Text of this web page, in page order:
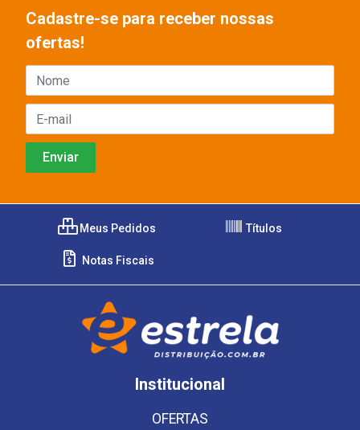
Cadastre-se para receber nossas
ofertas!
Meus Pedidos Títulos
Notas Fiscais
Institucional
OFERTAS